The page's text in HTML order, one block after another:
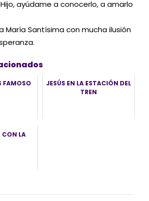
ayúdame a conocerlo, a amarlo
María Santísima con mucha ilusión
FAMOSO
JESÚS EN LA ESTACIÓN DEL
TREN
CON LA